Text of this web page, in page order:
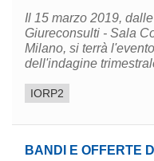
Il 15 marzo 2019,
Giureconsulti - Sala
Milano, si terrà
dell'indagine
IORP2
BANDI E OFFERTE